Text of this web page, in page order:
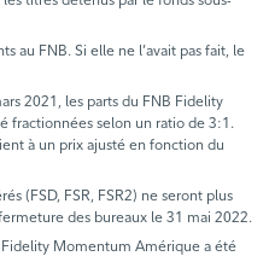
au FNB. Si elle ne l’avait pas fait, le
2021, les parts du FNB Fidelity
fractionnées selon un ratio de 3:1.
à un prix ajusté en fonction du
(FSD, FSR, FSR2) ne seront plus
des bureaux le 31 mai 2022.
Momentum Amérique a été